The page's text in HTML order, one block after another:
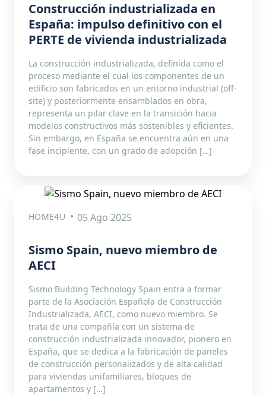
Construcción industrializada en
España: impulso definitivo con el
PERTE de vivienda industrializada
La construcción industrializada, definida como el
proceso mediante el cual los componentes de un
edificio son fabricados en un entorno industrial (off-
site) y posteriormente ensamblados en obra,
representa un pilar clave en la transición hacia
modelos constructivos más sostenibles y eficientes.
Sin embargo, en España se encuentra aún en una
fase incipiente, con un grado de adopción […]
HOME4U 05 Ago 2025
Sismo Spain, nuevo miembro de
AECI
Sismo Building Technology Spain entra a formar
parte de la Asociación Española de Construcción
Industrializada, AECI, como nuevo miembro. Se
trata de una compañía con un sistema de
construcción industrializada innovador, pionero en
España, que se dedica a la fabricación de paneles
de construcción personalizados y de alta calidad
para viviendas unifamiliares, bloques de
apartamentos y […]